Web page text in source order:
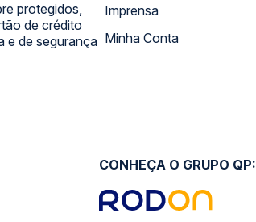
protegidos,
de crédito
e de segurança
Imprensa
Minha Conta
CONHEÇA O GRUPO QP: